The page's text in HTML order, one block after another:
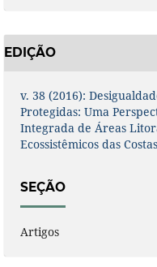
EDIÇÃO
v. 38 (2016):
Protegidas: Uma
Integrada de Áreas
Ecossistêmicos das
SEÇÃO
Artigos